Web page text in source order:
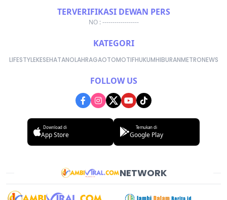
TERVERIFIKASI DEWAN PERS
NO : ------------------
KATEGORI
LIFESTYLEKESEHATANOLAHRAGAOTOMOTIFHUKUMHIBURANMETRONEWS
FOLLOW US
Download di
App Store
Temukan di
Google Play
NETWORK